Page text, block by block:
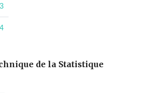
de la Statistique